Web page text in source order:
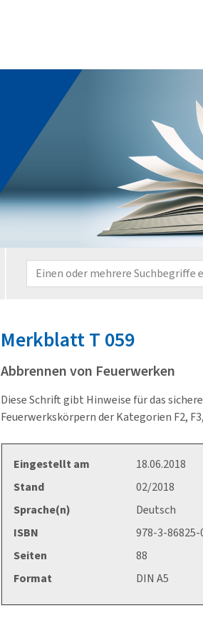
MerkblattT 059
Abbrennen von Feuerwerken
Diese Schrift gibt Hinweise für das
Feuerwerkskörpern der Kategorien F2,
Eingestellt am
18.06.2018
Stand
02/2018
Sprache(n)
Deutsch
ISBN
978-3-86825-
Seiten
88
Format
DIN A5